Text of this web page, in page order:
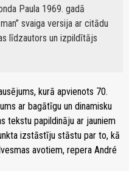
Paula 1969. gadā
svaiga versija ar citādu
līdzautors un izpildītājs
kurā apvienots 70.
ar bagātīgu un dinamisku
tekstu papildināju ar jauniem
izstāstīju stāstu par to, kā
avotiem, repera André